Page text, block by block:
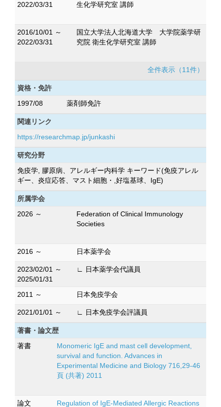
2022/03/31
生化学研究室 講師
2016/10/01 ～
2022/03/31
国立大学法人北海道大学 大学院薬学研
究院 衛生化学研究室 講師
全件表示（11件）
資格・免許
1997/08
薬剤師免許
関連リンク
https://researchmap.jp/junkashi
研究分野
免疫学, 膠原病、アレルギー内科学 キーワード(免疫アレル
ギー、炎症応答、マスト細胞・,好塩基球、IgE)
所属学会
2026 ～
Federation of Clinical Immunology
Societies
2016 ～ 日本薬学会
2023/02/01 ～
2025/01/31
∟ 日本薬学会代議員
2011 ～ 日本免疫学会
2021/01/01 ～ ∟ 日本免疫学会評議員
著書・論文歴
著書
Monomeric IgE and mast cell development,
survival and function. Advances in
Experimental Medicine and Biology 716,29-46
頁 (共著) 2011
論文 Regulation of IgE-Mediated Allergic Reactions